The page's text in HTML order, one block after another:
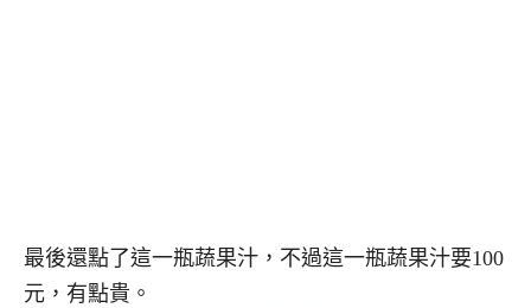
最後還點了這一瓶蔬果汁，不過這一瓶蔬果汁要100
元，有點貴。